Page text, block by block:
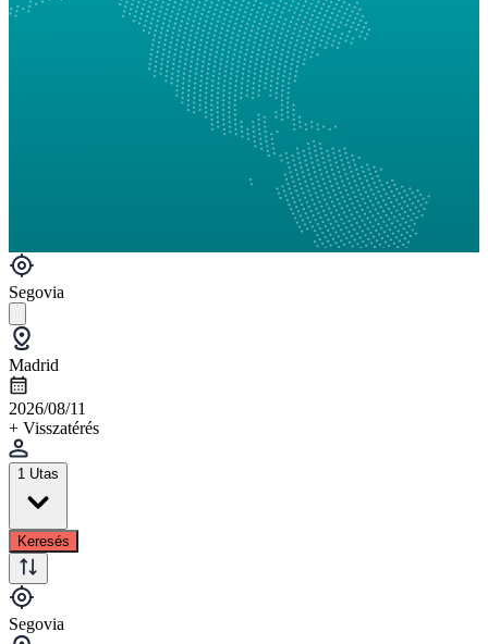
Segovia
Madrid
2026/08/11
+ Visszatérés
1 Utas
Keresés
Segovia